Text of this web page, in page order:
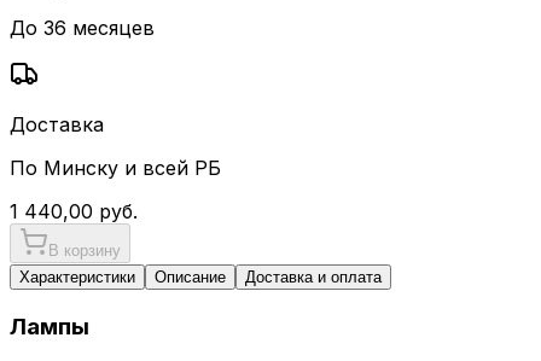
До 36 месяцев
Доставка
По Минску и всей РБ
1 440,00 руб.
В корзину
Характеристики
Описание Доставка и оплата
Лампы